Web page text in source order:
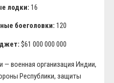
лодки: 16
боеголовки: 120
$61 000 000 000
военная организация Индии,
Республики, защиты